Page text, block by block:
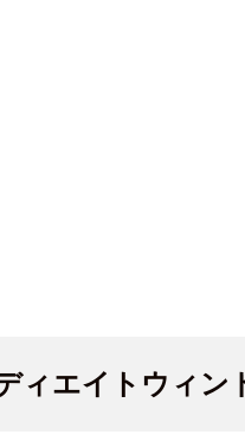
ィエイトウィン